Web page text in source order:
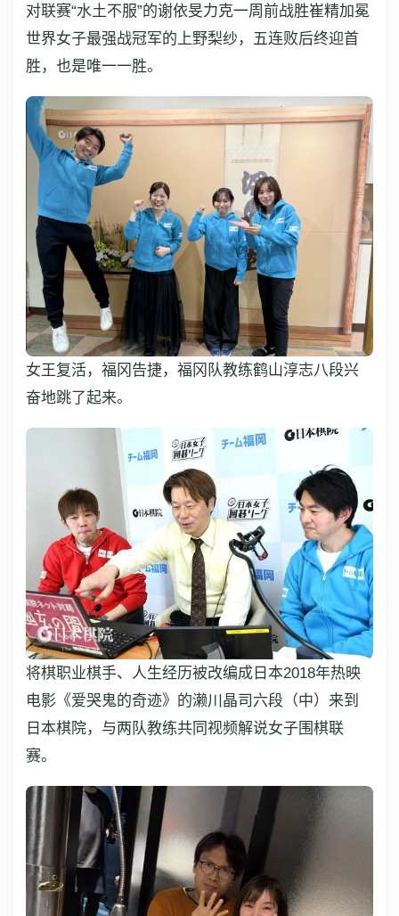
对联赛“水土不服”的谢依旻力克一周前战胜崔精加冕
世界女子最强战冠军的上野梨纱，五连败后终迎首
胜，也是唯一一胜。
女王复活，福冈告捷，福冈队教练鹤山淳志八段兴
奋地跳了起来。
将棋职业棋手、人生经历被改编成日本2018年热映
电影《爱哭鬼的奇迹》的濑川晶司六段（中）来到
日本棋院，与两队教练共同视频解说女子围棋联
赛。